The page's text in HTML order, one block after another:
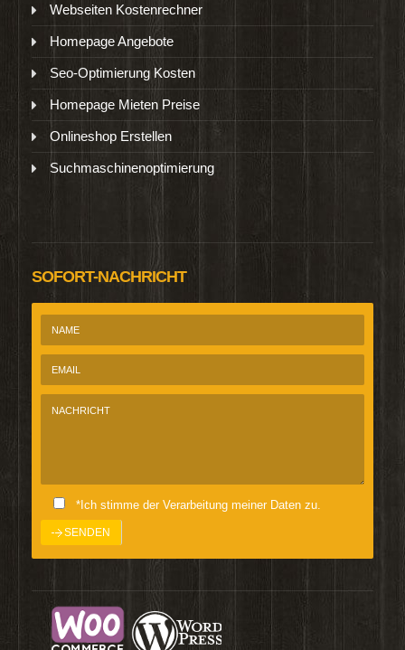
Webseiten Kostenrechner
Homepage Angebote
Seo-Optimierung Kosten
Homepage Mieten Preise
Onlineshop Erstellen
Suchmaschinenoptimierung
SOFORT-NACHRICHT
*Ich stimme der Verarbeitung meiner Daten zu.